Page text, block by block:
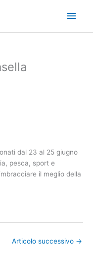
dal 23 al 25 giugno
pesca, sport e
il meglio della
Articolo successivo →